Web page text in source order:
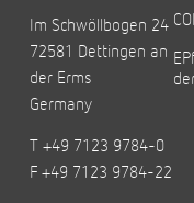
Im Schwöllbogen 24
72581 Dettingen an
der Erms
Germany
T +49 7123 9784-0
F +49 7123 9784-22